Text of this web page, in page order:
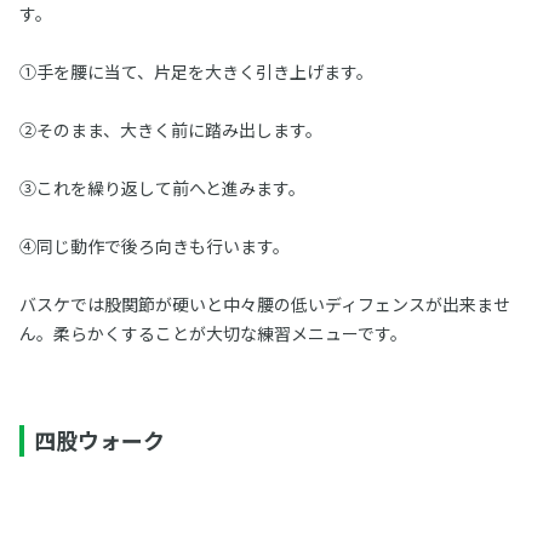
す。
①手を腰に当て、片足を大きく引き上げます。
②そのまま、大きく前に踏み出します。
③これを繰り返して前へと進みます。
④同じ動作で後ろ向きも行います。
バスケでは股関節が硬いと中々腰の低いディフェンスが出来ませ
ん。柔らかくすることが大切な練習メニューです。
四股ウォーク